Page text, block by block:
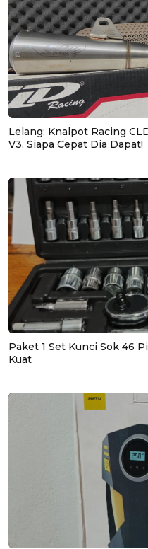
Lelang: Knalpot Racing
V3, Siapa Cepat Dia Dapat!
Paket 1 Set Kunci Sok 46
Kuat